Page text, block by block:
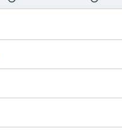
innerhalb von Versand von